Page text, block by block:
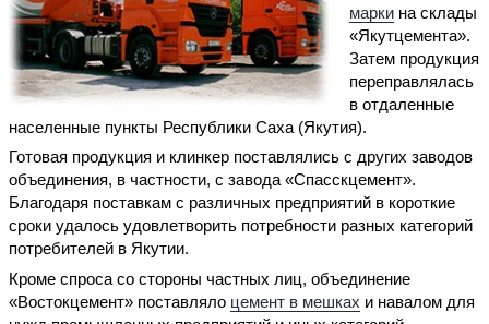
марки на склады
«Якутцемента».
Затем продукция
переправлялась
в отдаленные
населенные пункты Республики Саха (Якутия).
Готовая продукция и клинкер поставлялись с других заводов
объединения, в частности, с завода «Спасскцемент».
Благодаря поставкам с различных предприятий в короткие
сроки удалось удовлетворить потребности разных категорий
потребителей в Якутии.
Кроме спроса со стороны частных лиц, объединение
«Востокцемент» поставляло цемент в мешках и навалом для